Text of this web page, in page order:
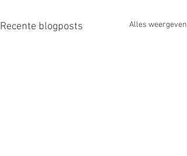
Recente blogposts Alles weergeven